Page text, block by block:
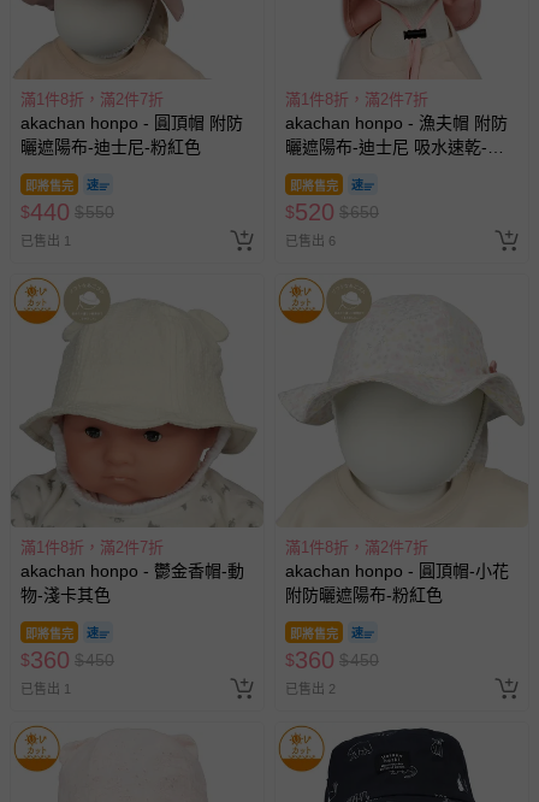
滿1件8折，滿2件7折
akachan honpo - 圓頂帽 附防
曬遮陽布-迪士尼-粉紅色
即將售完
$440 $550
已售出 1
滿1件8折，滿2件7折
akachan honpo - 漁夫帽 附防
曬遮陽布-迪士尼 吸水速乾-粉
紅色
即將售完
$520 $650
已售出 6
滿1件8折，滿2件7折
akachan honpo - 鬱金香帽-動
物-淺卡其色
即將售完
$360 $450
已售出 1
滿1件8折，滿2件7折
akachan honpo - 圓頂帽-小花
附防曬遮陽布-粉紅色
即將售完
$360 $450
已售出 2